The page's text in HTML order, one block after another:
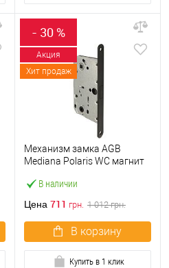
- 30 %
Акция
Хит продаж
В наличии
Механизм замка AGB
Mediana Polaris WC магнит
Цена 711 грн. 1 012грн.
В корзину
Купить в 1 клик